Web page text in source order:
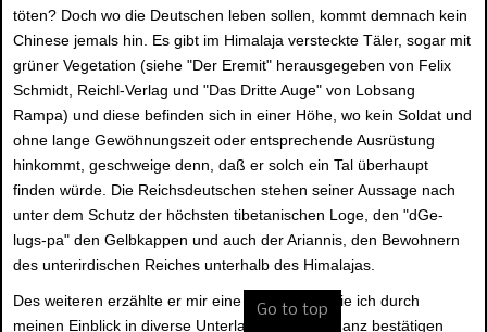
töten? Doch wo die Deutschen leben sollen, kommt demnach kein
Chinese jemals hin. Es gibt im Himalaja versteckte Täler, sogar mit
grüner Vegetation (siehe "Der Eremit" herausgegeben von Felix
Schmidt, Reichl-Verlag und "Das Dritte Auge" von Lobsang
Rampa) und diese befinden sich in einer Höhe, wo kein Soldat und
ohne lange Gewöhnungszeit oder entsprechende Ausrüstung
hinkommt, geschweige denn, daß er solch ein Tal überhaupt
finden würde. Die Reichsdeutschen stehen seiner Aussage nach
unter dem Schutz der höchsten tibetanischen Loge, den "dGe-
lugs-pa" den Gelbkappen und auch der Ariannis, den Bewohnern
des unterirdischen Reiches unterhalb des Himalajas.
Des weiteren erzählte er mir eine Geschichte, die ich durch
meinen Einblick in diverse Unterlagen voll und ganz bestätigen
Go to top